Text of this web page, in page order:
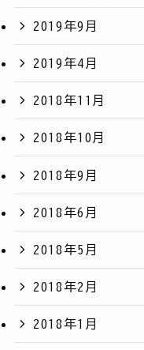
2019年9月
2019年4月
2018年11月
2018年10月
2018年9月
2018年6月
2018年5月
2018年2月
2018年1月